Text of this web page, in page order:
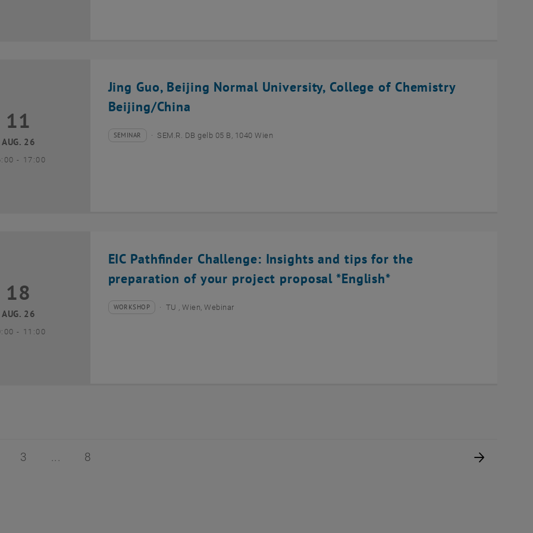
Jing Guo, Beijing Normal University, College of Chemistry
Beijing/China
August 2026
11
AUG. 26
- bis
17:00
Veranstaltungstyp:
SEMINAR
Veranstaltungsort:SEM.R. DB gelb 05 B, 1040 Wien
EIC Pathfinder Challenge: Insights and tips for the
preparation of your project proposal *English*
August 2026
18
AUG. 26
- bis
11:00
Veranstaltungstyp:
WORKSHOP
Veranstaltungsort:TU , Wien, Webinar
8
2 von 8
Seite 3 von 8
3 Seite 8 von 8
8